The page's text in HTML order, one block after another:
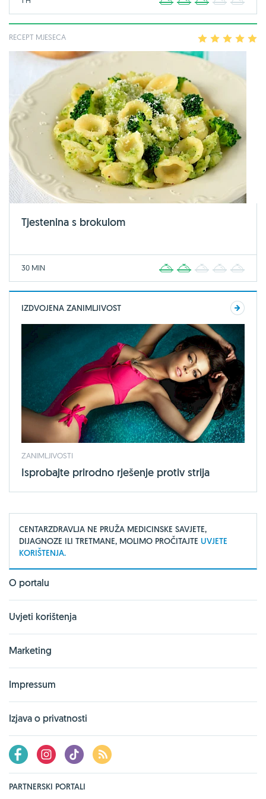
RECEPT MJESECA 2 3 4
Tjestenina s brokulom
30 MIN 2 3 4
IZDVOJENA ZANIMLJIVOST
ZANIMLJIVOSTI
Isprobajte prirodno rješenje protiv strija
CENTARZDRAVLJA NE PRUŽA MEDICINSKE SAVJETE,
DIJAGNOZE ILI TRETMANE, MOLIMO PROČITAJTE UVJETE
KORIŠTENJA.
O portalu
Uvjeti korištenja
Marketing
Impressum
Izjava o privatnosti
PARTNERSKI PORTALI